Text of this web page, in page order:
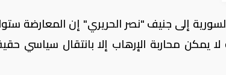
إلى جنيف "نصر الحريري" إن المعارضة
لا يمكن محاربة الإرهاب إلا بانتقال سياسي